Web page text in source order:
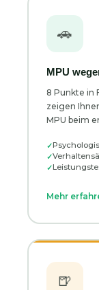
🚗
MPU
8 Punkte in
zeigen
MPU beim
Mehr
🍺